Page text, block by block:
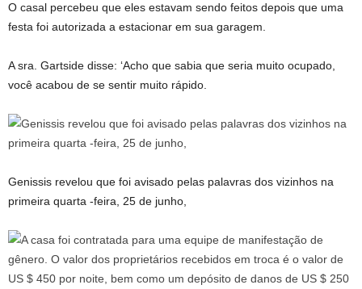
O casal percebeu que eles estavam sendo feitos depois que uma
festa foi autorizada a estacionar em sua garagem.
A sra. Gartside disse: ‘Acho que sabia que seria muito ocupado,
você acabou de se sentir muito rápido.
Genissis revelou que foi avisado pelas palavras dos vizinhos na
primeira quarta -feira, 25 de junho,